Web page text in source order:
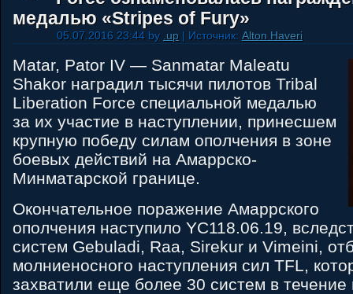
медалью «Stripes of Fury»
05.07.2016 23:44 by .up | Источник: Alton Haveri
Matar, Pator IV — Sanmatar Maleatu
Shakor наградил тысячи пилотов Tribal
Liberation Force специальной медалью
за их участие в наступлении, принесшем
крупную победу силам ополчения в зоне
боевых действий на Амаррско-
Минматарской границе.
Окончательное поражение Амаррского
ополчения наступило YC118.06.19,
систем Gebuladi, Raa, Sirekur и Vimeini,
молниеносного наступления сил TFL,
захватили еще более 30 систем в течение